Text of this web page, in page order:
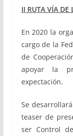
II RUTA VÍA
En 2020 la
cargo de la
de
apoyar la
expectación.
Se
teaser de
ser Control